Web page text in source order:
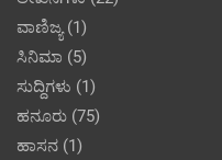
ವಾಣಿಜ್ಯ(1)
ಸಿನಿಮಾ (5)
ಸುದ್ದಿಗಳು (1)
ಹನೂರು (75)
ಹಾಸನ (1)